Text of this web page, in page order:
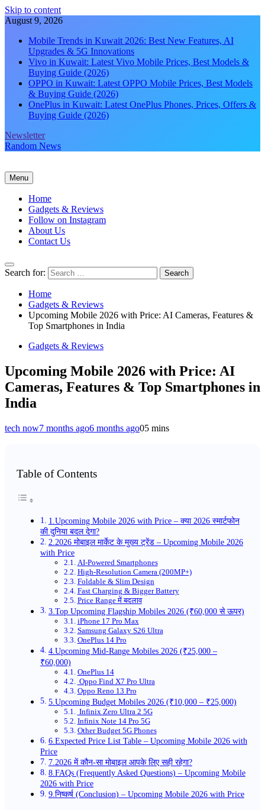
Skip to content
August 9, 2026
Mobile Trends in Kuwait 2026: Best New Features, AI
Upgrades & 5G Innovations
Vivo in Kuwait: Latest Vivo Mobile Prices, Best Models &
Buying Guide (2026)
OPPO in Kuwait: Latest OPPO Mobile Prices, Best Models
& Buying Guide (2026)
OnePlus in Kuwait: Latest OnePlus Phones, Prices, Offers &
Buying Guide (2026)
Newsletter
Random News
Menu
Home
Gadgets & Reviews
Follow on Instagram
About Us
Contact Us
Search for:
Home
Gadgets & Reviews
Upcoming Mobile 2026 with Price: AI Cameras, Features &
Top Smartphones in India
Gadgets & Reviews
Upcoming Mobile 2026 with Price: AI
Cameras, Features & Top Smartphones in
India
tech now7 months ago6 months ago05 mins
Table of Contents
1.Upcoming Mobile 2026 with Price – क्या 2026 स्मार्टफोन
की दुनिया बदल देगा?
2.2026 मोबाइल मार्केट के मुख्य ट्रेंड – Upcoming Mobile 2026
with Price
AI-Powered Smartphones
High-Resolution Camera (200MP+)
Foldable & Slim Design
Fast Charging & Bigger Battery
Price Range में बदलाव
3.Top Upcoming Flagship Mobiles 2026 (₹60,000 से ऊपर)
iPhone 17 Pro Max
Samsung Galaxy S26 Ultra
OnePlus 14 Pro
4.Upcoming Mid-Range Mobiles 2026 (₹25,000 –
₹60,000)
OnePlus 14
Oppo Find X7 Pro Ultra
Oppo Reno 13 Pro
5.Upcoming Budget Mobiles 2026 (₹10,000 – ₹25,000)
Infinix Zero Ultra 2 5G
Infinix Note 14 Pro 5G
Other Budget 5G Phones
6.Expected Price List Table – Upcoming Mobile 2026 with
Price
7.2026 में कौन-सा मोबाइल आपके लिए सही रहेगा?
8.FAQs (Frequently Asked Questions) – Upcoming Mobile
2026 with Price
9.निष्कर्ष (Conclusion) – Upcoming Mobile 2026 with Price